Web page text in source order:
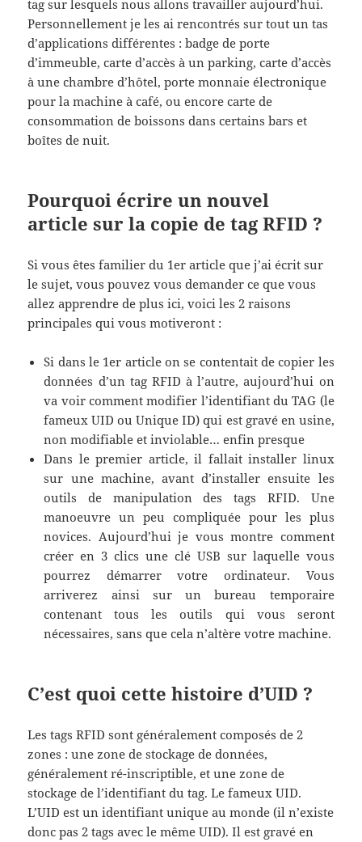
tag sur lesquels nous allons travailler aujourd’hui.
Personnellement je les ai rencontrés sur tout un tas
d’applications différentes : badge de porte
d’immeuble, carte d’accès à un parking, carte d’accès
à une chambre d’hôtel, porte monnaie électronique
pour la machine à café, ou encore carte de
consommation de boissons dans certains bars et
boîtes de nuit.
Pourquoi écrire un nouvel
article sur la copie de tag RFID ?
Si vous êtes familier du 1er article que j’ai écrit sur
le sujet, vous pouvez vous demander ce que vous
allez apprendre de plus ici, voici les 2 raisons
principales qui vous motiveront :
Si dans le 1er article on se contentait de copier les
données d’un tag RFID à l’autre, aujourd’hui on
va voir comment modifier l’identifiant du TAG (le
fameux UID ou Unique ID) qui est gravé en usine,
non modifiable et inviolable… enfin presque
Dans le premier article, il fallait installer linux
sur une machine, avant d’installer ensuite les
outils de manipulation des tags RFID. Une
manoeuvre un peu compliquée pour les plus
novices. Aujourd’hui je vous montre comment
créer en 3 clics une clé USB sur laquelle vous
pourrez démarrer votre ordinateur. Vous
arriverez ainsi sur un bureau temporaire
contenant tous les outils qui vous seront
nécessaires, sans que cela n’altère votre machine.
C’est quoi cette histoire d’UID ?
Les tags RFID sont généralement composés de 2
zones : une zone de stockage de données,
généralement ré-inscriptible, et une zone de
stockage de l’identifiant du tag. Le fameux UID.
L’UID est un identifiant unique au monde (il n’existe
donc pas 2 tags avec le même UID). Il est gravé en